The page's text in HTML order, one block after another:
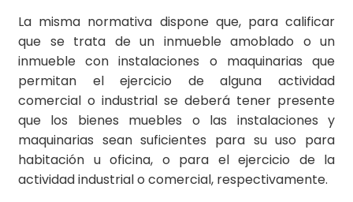
La misma normativa dispone que, para calificar
que se trata de un inmueble amoblado o un
inmueble con instalaciones o maquinarias que
permitan el ejercicio de alguna actividad
comercial o industrial se deberá tener presente
que los bienes muebles o las instalaciones y
maquinarias sean suficientes para su uso para
habitación u oficina, o para el ejercicio de la
actividad industrial o comercial, respectivamente.